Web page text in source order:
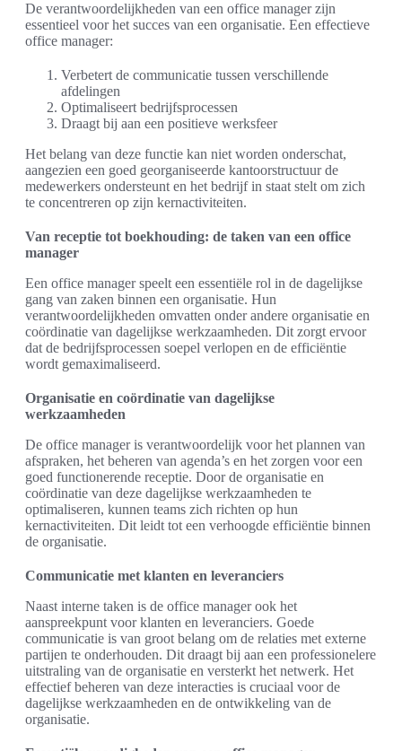
De verantwoordelijkheden van een office manager zijn
essentieel voor het succes van een organisatie. Een effectieve
office manager:
Verbetert de communicatie tussen verschillende
afdelingen
Optimaliseert bedrijfsprocessen
Draagt bij aan een positieve werksfeer
Het belang van deze functie kan niet worden onderschat,
aangezien een goed georganiseerde kantoorstructuur de
medewerkers ondersteunt en het bedrijf in staat stelt om zich
te concentreren op zijn kernactiviteiten.
Van receptie tot boekhouding: de taken van een office
manager
Een office manager speelt een essentiële rol in de dagelijkse
gang van zaken binnen een organisatie. Hun
verantwoordelijkheden omvatten onder andere organisatie en
coördinatie van dagelijkse werkzaamheden. Dit zorgt ervoor
dat de bedrijfsprocessen soepel verlopen en de efficiëntie
wordt gemaximaliseerd.
Organisatie en coördinatie van dagelijkse
werkzaamheden
De office manager is verantwoordelijk voor het plannen van
afspraken, het beheren van agenda’s en het zorgen voor een
goed functionerende receptie. Door de organisatie en
coördinatie van deze dagelijkse werkzaamheden te
optimaliseren, kunnen teams zich richten op hun
kernactiviteiten. Dit leidt tot een verhoogde efficiëntie binnen
de organisatie.
Communicatie met klanten en leveranciers
Naast interne taken is de office manager ook het
aanspreekpunt voor klanten en leveranciers. Goede
communicatie is van groot belang om de relaties met externe
partijen te onderhouden. Dit draagt bij aan een professionelere
uitstraling van de organisatie en versterkt het netwerk. Het
effectief beheren van deze interacties is cruciaal voor de
dagelijkse werkzaamheden en de ontwikkeling van de
organisatie.